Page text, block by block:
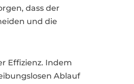
dass der
und die
Effizienz. Indem
Ablauf